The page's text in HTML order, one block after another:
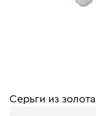
Серьги из